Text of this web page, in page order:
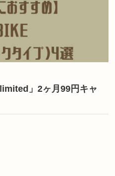
」2ヶ月99円キャ